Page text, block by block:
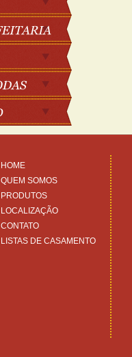
HOME
QUEM SOMOS
PRODUTOS
LOCALIZAÇÃO
CONTATO
LISTAS DE CASAMENTO